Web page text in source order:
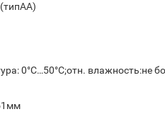
0°С…50°С;отн. влажность:не